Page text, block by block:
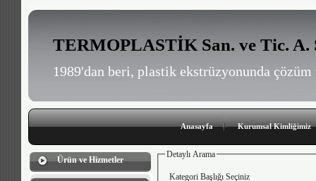
TERMOPLASTİK San. ve Tic. A.
1989'dan beri, plastik ekstrüzyonunda
Anasayfa Kurumsal Kimliğimiz
Ürün ve Hizmetler
Detaylı Arama
Kategori Başlığı Seçiniz